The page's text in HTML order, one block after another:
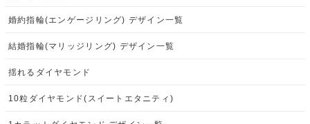
婚約指輪(エンゲージリング) デザイン一覧
結婚指輪(マリッジリング) デザイン一覧
揺れるダイヤモンド
10粒ダイヤモンド(スイートエタニティ)